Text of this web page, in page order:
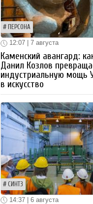
ПЕРСОНА
12:07 | 7 августа
Каменский авангард:
Данил Козлов
индустриальную мощь
в искусство
СИНТЗ
14:37 | 6 августа